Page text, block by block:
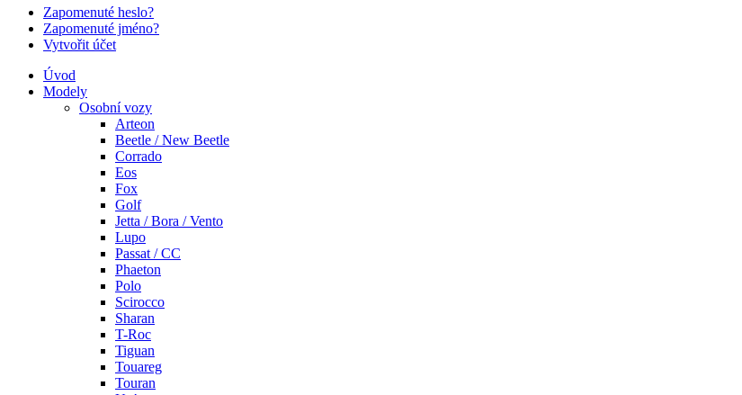
Zapomenuté heslo?
Zapomenuté jméno?
Vytvořit účet
Úvod
Modely
Osobní vozy
Arteon
Beetle / New Beetle
Corrado
Eos
Fox
Golf
Jetta / Bora / Vento
Lupo
Passat / CC
Phaeton
Polo
Scirocco
Sharan
T-Roc
Tiguan
Touareg
Touran